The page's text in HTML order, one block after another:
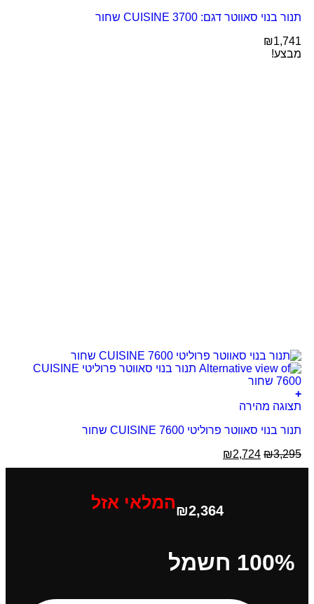
תנור בנוי סאווטר דגם: CUISINE 3700 שחור
₪1,741
מבצע!
+
תצוגה מהירה
תנור בנוי סאווטר פרוליטי CUISINE 7600 שחור
₪3,295
₪2,724
₪2,364 המלאי אזל
100% חשמל